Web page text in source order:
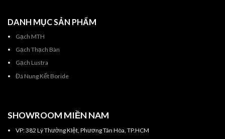
DANH MỤC SẢN PHẨM
Gạch MTH
Gạch Thạch Bàn
Gạch Lustra
Đá Nung Kết Boride
SHOWROOM MIỀN NAM
VP: 382 Lý Thường KIệt, Phương Tân Hòa, TP.HCM